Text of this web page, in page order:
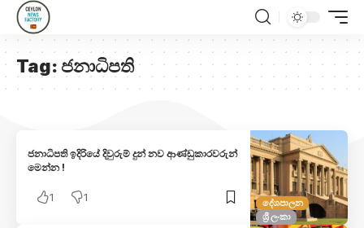
Tag: ජනාධිපති
දේශපාලන
ශ්‍රී ලංකා
ජනාධිපති ඉදිරියේ දිවුරුම් දුන් නව ආණ්ඩුකාරවරුන්
මෙන්න !
1 1